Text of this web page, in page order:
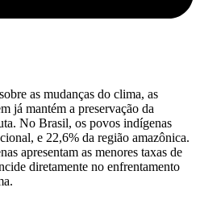
as mudanças do clima, as
já mantém a preservação da
No Brasil, os povos indígenas
e 22,6% da região amazônica.
apresentam as menores taxas de
diretamente no enfrentamento